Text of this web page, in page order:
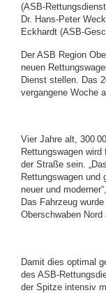
(ASB-
Dr. Hans-Peter
Eckhardt (ASB-
Der ASB Region
neuen
Dienst stellen. Das
vergangene Woche
Vier Jahre alt, 300
Rettungswagen
der Straße sein.
Rettungswagen und
neuer und
Das Fahrzeug
Oberschwaben Nord
Damit dies optimal
des ASB-
der Spitze intensiv